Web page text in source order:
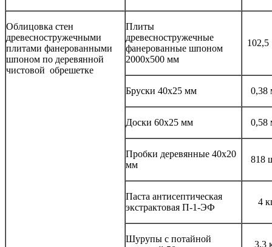
Облицовка стен
древесностружечными
плитами фанерованными
шпоном по деревянной
чистовой обрешетке
Плиты
древесностружечные
фанерованные шпоном
2000x500 мм
Бруски 40x25 мм 0,38
Доски 60x25 мм 0,58
Пробки деревянные 40x20
мм
818
Паста антисептическая
экстрактовая П-1-ЭФ
4
Шурупы с потайной
3,3